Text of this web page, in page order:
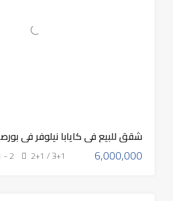
شقق للبيع في كايابا نيلوفر في بورصة
6,000,000
2+1 / 3+1
- 2